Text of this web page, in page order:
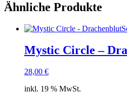
Ähnliche Produkte
Mystic Circle –
28,00 €
inkl. 19 % MwSt.